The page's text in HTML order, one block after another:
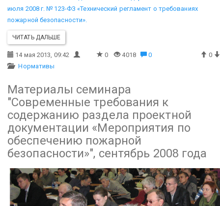
июля 2008 г. № 123-ФЗ «Технический регламент о требованиях
пожарной безопасности».
ЧИТАТЬ ДАЛЬШЕ
14 мая 2013, 09:42 0 4018 0
0
Нормативы
Материалы семинара
"Современные требования к
содержанию раздела проектной
документации «Мероприятия по
обеспечению пожарной
безопасности»", сентябрь 2008 года